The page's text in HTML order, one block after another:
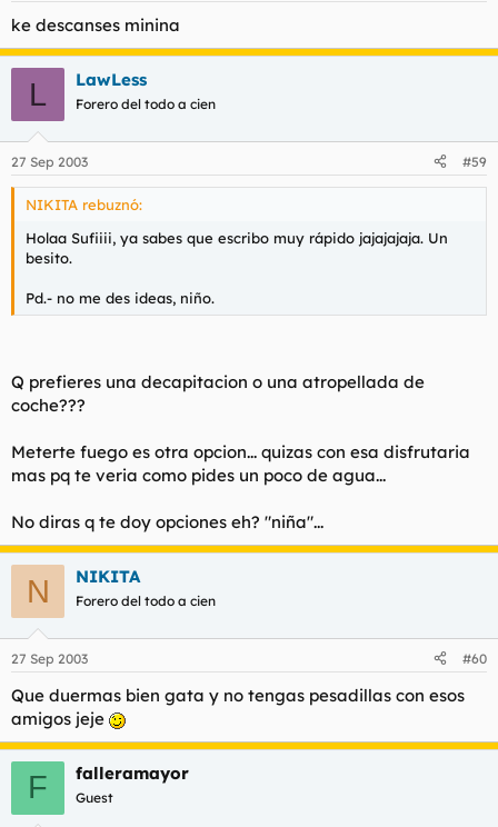
ke descanses minina
L LawLess
Forero del todo a cien
27 Sep 2003 #59
NIKITA rebuznó:
Holaa Sufiiii, ya sabes que escribo muy rápido jajajajaja. Un
besito.
Pd.- no me des ideas, niño.
Q prefieres una decapitacion o una atropellada de
coche???
Meterte fuego es otra opcion... quizas con esa disfrutaria
mas pq te veria como pides un poco de agua...
No diras q te doy opciones eh? "niña"...
N NIKITA
Forero del todo a cien
27 Sep 2003 #60
Que duermas bien gata y no tengas pesadillas con esos
amigos jeje
F falleramayor
Guest